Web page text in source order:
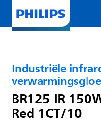
Industriële
BR125 IR
Red 1CT/10